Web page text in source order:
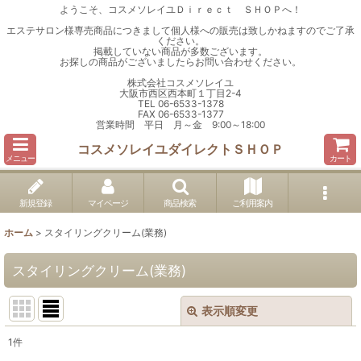
ようこそ、コスメソレイユＤｉｒｅｃｔ ＳＨＯＰへ！
エステサロン様専売商品につきまして個人様への販売は致しかねますのでご了承
ください。
掲載していない商品が多数ございます。
お探しの商品がございましたらお問い合わせください。
株式会社コスメソレイユ
大阪市西区西本町１丁目2-4
TEL 06-6533-1378
FAX 06-6533-1377
営業時間 平日 月～金 9:00～18:00
メニュー
コスメソレイユダイレクトＳＨＯＰ
カート
新規登録 マイページ 商品検索 ご利用案内
ホーム > スタイリングクリーム(業務)
スタイリングクリーム(業務)
表示順変更
1件